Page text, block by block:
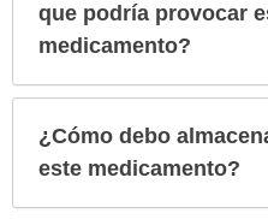
que podría provocar
medicamento?
¿Cómo debo
este medicamento?